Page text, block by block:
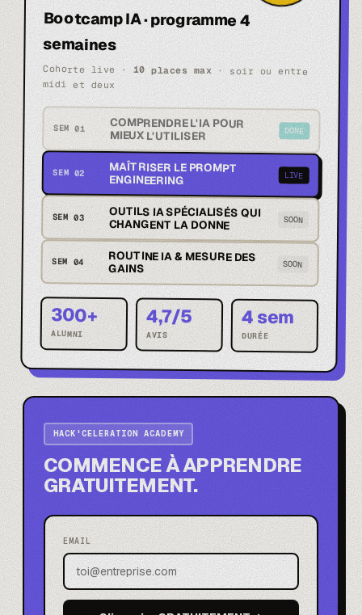
Bootcamp IA · programme 4
semaines
Cohorte live ·10 places max· soir ou entre
midi et deux
SEM 01 COMPRENDRE L'IA POUR
MIEUX L'UTILISER DONE
SEM 02 MAÎTRISER LE PROMPT
ENGINEERING LIVE
SEM 03 OUTILS IA SPÉCIALISÉS QUI
CHANGENT LA DONNE SOON
SEM 04 ROUTINE IA & MESURE DES
GAINS SOON
300+
ALUMNI
4,7/5
AVIS
4 sem
DURÉE
HACK'CELERATION ACADEMY
COMMENCE À APPRENDRE
GRATUITEMENT.
EMAIL